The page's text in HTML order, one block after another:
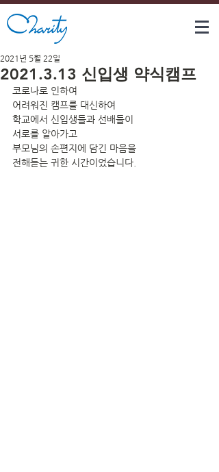
2021.3.13 신입생 약식캠프
2021년 5월 22일
코로나로 인하여
어려워진 캠프를 대신하여
학교에서 신입생들과 선배들이
서로를 알아가고
부모님의 손편지에 담긴 마음을
전해듣는 귀한 시간이었습니다.